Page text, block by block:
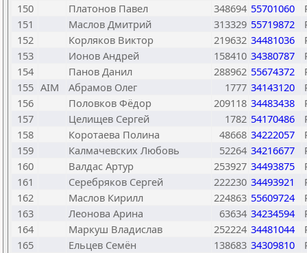
150
Платонов Павел 348694 55701060
151
Маслов Дмитрий 313329 55719872
152
Корляков Виктор 219632 34481036
153
Ионов Андрей 158410 34380787
154
Панов Данил 288962 55674372
155 AIM Абрамов Олег 1777 34143120
156
Половков Фёдор 209118 34483438
157
Целищев Сергей 1782 54170486
158
Коротаева Полина 48668 34222057
159
Калмачевских Любовь 52264 34216677
160
Валдас Артур 253927 34493875
161
Серебряков Сергей 222230 34493921
162
Маслов Кирилл 224863 55609724
163
Леонова Арина 63634 34234594
164
Маркуш Владислав 252224 34481044
165
Ельцев Семён 138683 34309810